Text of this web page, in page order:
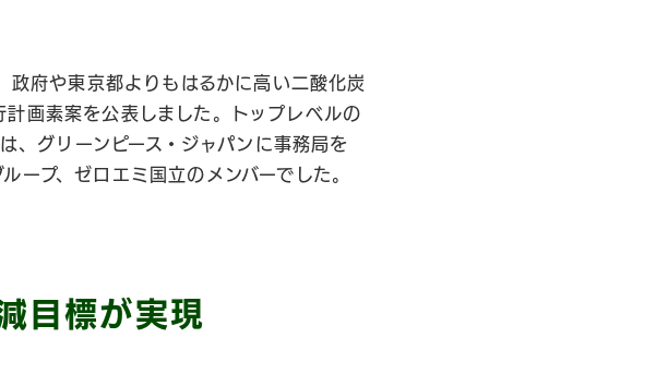
府や東京都よりもはるかに高い二酸化炭
画素案を公表しました。トップレベルの
グリーンピース・ジャパンに事務局を
ープ、ゼロエミ国立のメンバーでした。
目標が実現